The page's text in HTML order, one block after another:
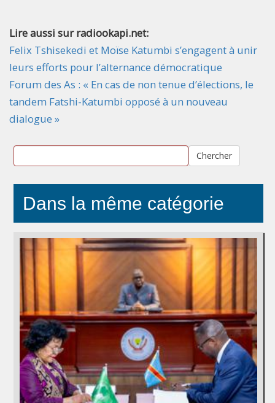
Lire aussi sur radiookapi.net:
Felix Tshisekedi et Moïse Katumbi s’engagent à unir
leurs efforts pour l’alternance démocratique
Forum des As : « En cas de non tenue d’élections, le
tandem Fatshi-Katumbi opposé à un nouveau
dialogue »
Chercher
Dans la même catégorie